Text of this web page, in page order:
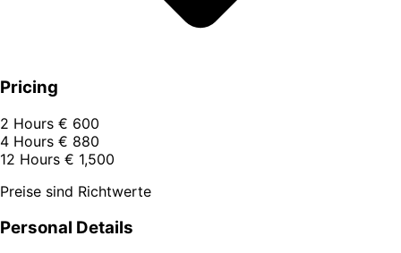
Pricing
2 Hours € 600
4 Hours € 880
12 Hours € 1,500
Preise sind Richtwerte
Personal Details